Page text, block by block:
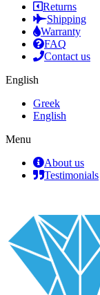
Returns
Shipping
Warranty
FAQ
Contact us
English
Greek
English
Menu
About us
Testimonials